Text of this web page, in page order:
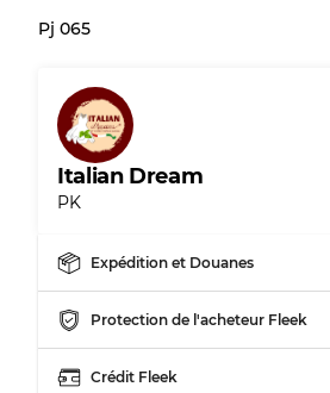
Qualité B
Qualité C
Qualité AB
Qualité ABC
30%
Pj 065
Italian Dream
PK
Expédition et Douanes
Protection de l'acheteur Fleek
Crédit Fleek